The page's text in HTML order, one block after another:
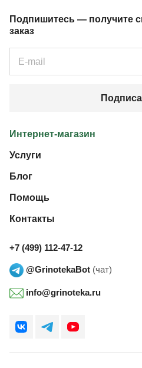
Подпишитесь — получите
заказ
Интернет-магазин
Услуги
Блог
Помощь
Контакты
+7 (499) 112-47-12
@GrinotekaBot (чат)
info@grinoteka.ru